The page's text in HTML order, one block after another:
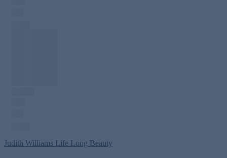
Judith Williams Life Long Beauty